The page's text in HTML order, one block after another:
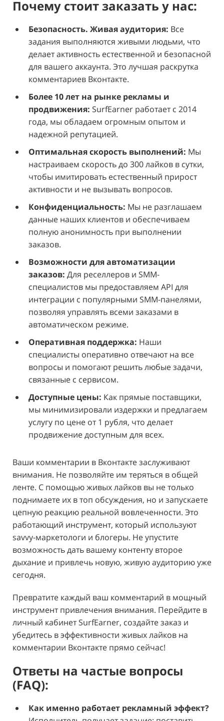
Почему стоит заказать у нас:
Безопасность. Живая аудитория: Все
задания выполняются живыми людьми, что
делает активность естественной и безопасной
для вашего аккаунта. Это лучшая раскрутка
комментариев Вконтакте.
Более 10 лет на рынке рекламы и
продвижения: SurfEarner работает с 2014
года, мы обладаем огромным опытом и
надежной репутацией.
Оптимальная скорость выполнений: Мы
настраиваем скорость до 300 лайков в сутки,
чтобы имитировать естественный прирост
активности и не вызывать вопросов.
Конфиденциальность: Мы не разглашаем
данные наших клиентов и обеспечиваем
полную анонимность при выполнении
заказов.
Возможности для автоматизации
заказов: Для реселлеров и SMM-
специалистов мы предоставляем API для
интеграции с популярными SMM-панелями,
позволяя управлять всеми заказами в
автоматическом режиме.
Оперативная поддержка: Наши
специалисты оперативно отвечают на все
вопросы и помогают решить любые задачи,
связанные с сервисом.
Доступные цены: Как прямые поставщики,
мы минимизировали издержки и предлагаем
услугу по цене от 1 рубля, что делает
продвижение доступным для всех.
Ваши комментарии в Вконтакте заслуживают
внимания. Не позволяйте им теряться в общей
ленте. С помощью живых лайков вы не только
поднимаете их в топ обсуждения, но и запускаете
цепную реакцию реальной вовлеченности. Это
работающий инструмент, который используют
savvy-маркетологи и блогеры. Не упустите
возможность дать вашему контенту второе
дыхание и привлечь новую, живую аудиторию уже
сегодня.
Превратите каждый ваш комментарий в мощный
инструмент привлечения внимания. Перейдите в
личный кабинет SurfEarner, создайте заказ и
убедитесь в эффективности живых лайков на
комментарии Вконтакте прямо сейчас!
Ответы на частые вопросы
(FAQ):
Как именно работает рекламный эффект?